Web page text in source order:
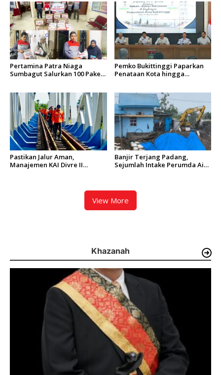
Pertamina Patra Niaga
Sumbagut Salurkan 100 Paket
Pemko Bukittinggi Paparkan
Penataan Kota hingga
Pastikan Jalur Aman,
Manajemen KAI Divre II
Banjir Terjang Padang,
Sejumlah Intake Perumda Air
View More
Khazanah